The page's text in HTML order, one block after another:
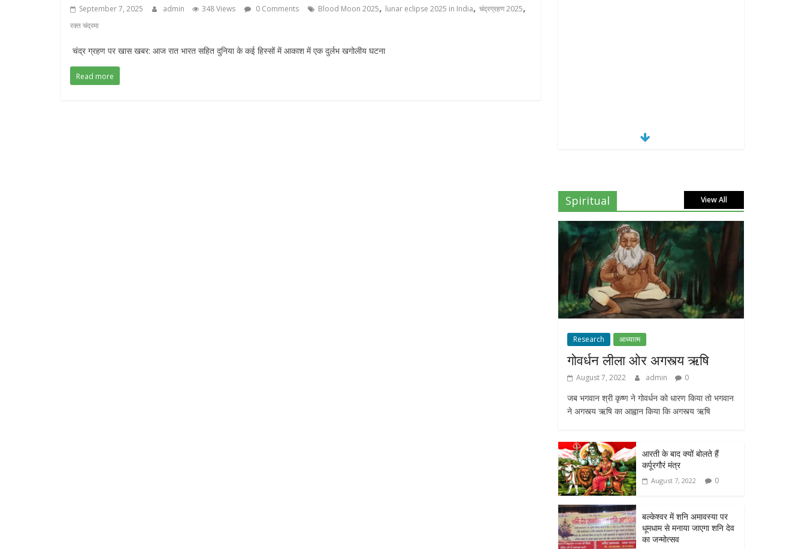
September 7, 2025 admin 348 Views 0 Comments Blood Moon 2025, lunar eclipse 2025 in India, चंद्रग्रहण 2025,
रक्त चंद्रमा
चंद्र ग्रहण पर खास खबर: आज रात भारत सहित दुनिया के कई हिस्सों में आकाश में एक दुर्लभ खगोलीय घटना
Read more
Spiritual View All
Research आध्यात्म
गोवर्धन लीला ओर अगस्त्य ऋषि
August 7, 2022 admin 0
जब भगवान श्री कृष्ण ने गोवर्धन को धारण किया तो भगवान
ने अगस्त्य ऋषि का आह्वान किया कि अगस्त्य ऋषि
आरती के बाद क्यों बोलते हैं
कर्पूरगौरं मंत्र
August 7, 2022 0
बल्केश्वर में शनि अमावस्या पर
धूमधाम से मनाया जाएगा शनि देव
का जन्मोत्सव